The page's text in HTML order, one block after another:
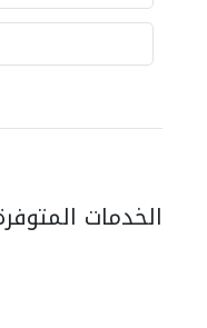
الخدمات